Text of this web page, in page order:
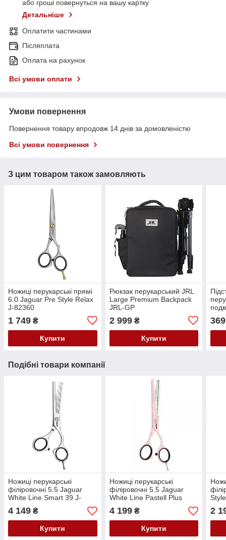
або гроші повернуться на вашу картку
Детальніше
Оплатити частинами
Післяплата
Оплата на рахунок
Всі умови оплати
Умови повернення
Повернення товару впродовж 14 днів за домовленістю
Всі умови повернення
З цим товаром також замовляють
Ножиці перукарські прямі
6.0 Jaguar Pre Style Relax
J-82360
1 749 ₴
Купити
Рюкзак перукарський JRL
Large Premium Backpack
JRL-GP
2 999₴
Купити
369
Подібні товари компанії
Ножиці перукарські
філіровочні 5.5 Jaguar
White Line Smart 39 J-
43155
4 149 ₴
Купити
Ножиці перукарські
філіровочні 5.5 Jaguar
White Line Pastell Plus
Rose Offset J-3054-8
4 199₴
Купити
2